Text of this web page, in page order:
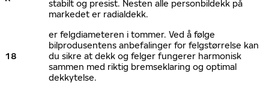
stabilt og presist. Nesten alle personbildekk på
markedet er radialdekk.
18
er felgdiameteren i tommer. Ved å følge
bilprodusentens anbefalinger for felgstørrelse kan
du sikre at dekk og felger fungerer harmonisk
sammen med riktig bremseklaring og optimal
dekkytelse.